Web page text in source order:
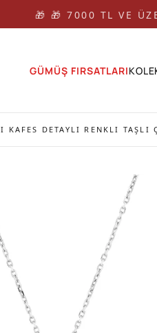
🎁 🎁 7000 TL VE
GÜMÜŞ FIRSATLARI
DETAYLI RENKLI TAŞLI